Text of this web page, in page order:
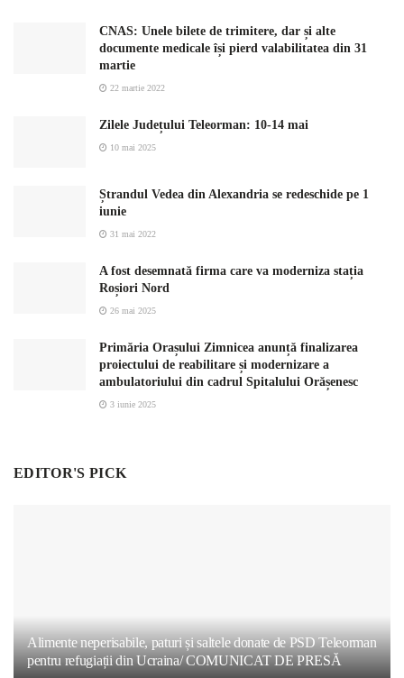
CNAS: Unele bilete de trimitere, dar și alte
documente medicale își pierd valabilitatea din 31
martie
22 martie 2022
Zilele Județului Teleorman: 10-14 mai
10 mai 2025
Ștrandul Vedea din Alexandria se redeschide pe 1
iunie
31 mai 2022
A fost desemnată firma care va moderniza stația
Roșiori Nord
26 mai 2025
Primăria Orașului Zimnicea anunță finalizarea
proiectului de reabilitare și modernizare a
ambulatoriului din cadrul Spitalului Orășenesc
3 iunie 2025
EDITOR'S PICK
Alimente neperisabile, paturi și saltele donate de PSD Teleorman
pentru refugiații din Ucraina/ COMUNICAT DE PRESĂ